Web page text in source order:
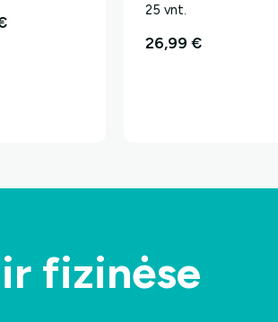
25 vnt.
26,99 €
fizinėse